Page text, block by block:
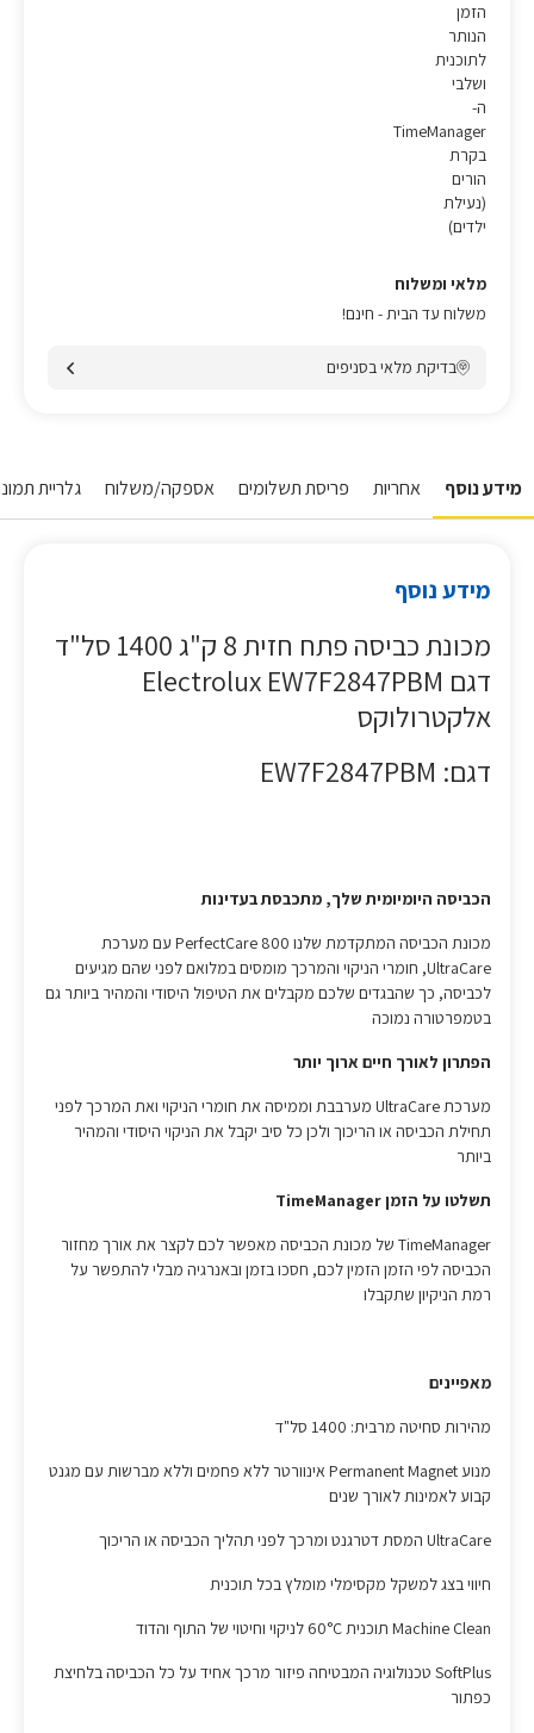
הזמן
הנותר
לתוכנית
ושלבי
ה-
TimeManager
בקרת
הורים
(נעילת
ילדים)
מלאי ומשלוח
משלוח עד הבית - חינם!
בדיקת מלאי בסניפים
מידע נוסף אחריות פריסת תשלומים אספקה/משלוח גלריית
מידע נוסף
מכונת כביסה פתח חזית 8 ק"ג 1400 סל"ד
דגם Electrolux EW7F2847PBM
אלקטרולוקס
דגם: EW7F2847PBM
הכביסה היומיומית שלך, מתכבסת בעדינות
מכונת הכביסה המתקדמת שלנו PerfectCare 800 עם מערכת
UltraCare, חומרי הניקוי והמרכך מומסים במלואם לפני שהם מגיעים
לכביסה, כך שהבגדים שלכם מקבלים את הטיפול היסודי והמהיר ביותר גם
בטמפרטורה נמוכה
הפתרון לאורך חיים ארוך יותר
מערכת UltraCare מערבבת וממיסה את חומרי הניקוי ואת המרכך לפני
תחילת הכביסה או הריכוך ולכן כל סיב יקבל את הניקוי היסודי והמהיר
ביותר
תשלטו על הזמן TimeManager
TimeManager של מכונת הכביסה מאפשר לכם לקצר את אורך מחזור
הכביסה לפי הזמן הזמין לכם, חסכו בזמן ובאנרגיה מבלי להתפשר על
רמת הניקיון שתקבלו
מאפיינים
מהירות סחיטה מרבית: 1400 סל"ד
מנוע Permanent Magnet אינוורטר ללא פחמים וללא מברשות עם מגנט
קבוע לאמינות לאורך שנים
UltraCare המסת דטרגנט ומרכך לפני תהליך הכביסה או הריכוך
חיווי בצג למשקל מקסימלי מומלץ בכל תוכנית
Machine Clean תוכנית 60°C לניקוי וחיטוי של התוף והדוד
SoftPlus טכנולוגיה המבטיחה פיזור מרכך אחיד על כל הכביסה בלחיצת
כפתור